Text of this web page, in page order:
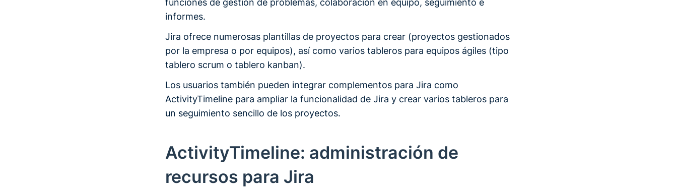
funciones de gestión de problemas, colaboración en equipo, seguimiento e
informes.
Jira ofrece numerosas plantillas de proyectos para crear (proyectos gestionados
por la empresa o por equipos), así como varios tableros para equipos ágiles (tipo
tablero scrum o tablero kanban).
Los usuarios también pueden integrar complementos para Jira como
ActivityTimeline para ampliar la funcionalidad de Jira y crear varios tableros para
un seguimiento sencillo de los proyectos.
ActivityTimeline: administración de
recursos para Jira